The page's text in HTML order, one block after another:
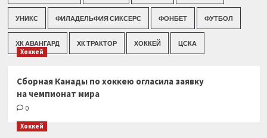
УНИКС ФИЛАДЕЛЬФИЯ СИКСЕРС ФОНБЕТ ФУТБОЛ
ХК АВАНГАРД ХК ТРАКТОР ХОККЕЙ ЦСКА
Хоккей
Сборная Канады по хоккею огласила заявку
на чемпионат мира
0
Хоккей